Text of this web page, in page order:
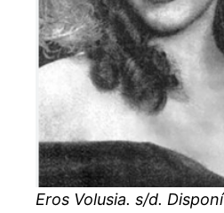
Eros Volusia. s/d.